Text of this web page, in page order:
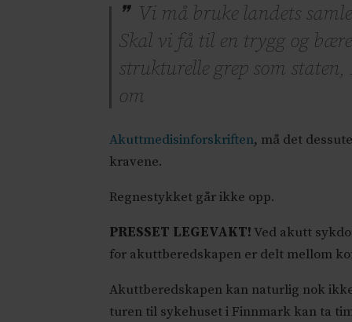
Vi må bruke landets
Skal vi få til en trygg og
strukturelle grep som
om
Akuttmedisinforskriften, må det
kravene.
Regnestykket går ikke opp.
PRESSET LEGEVAKT!Ved akutt
for akuttberedskapen er delt mellom
Akuttberedskapen kan naturlig nok
turen til sykehuset i Finnmark kan ta